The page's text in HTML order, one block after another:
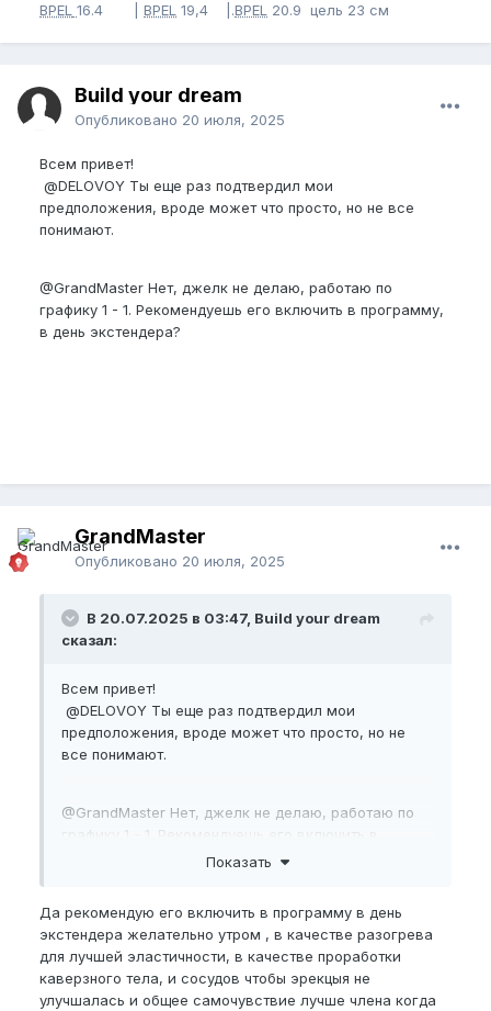
BPEL 16.4 | BPEL 19,4 |.BPEL 20.9 цель 23 см
Build your dream
Опубликовано 20 июля, 2025
Всем привет!
@DELOVOY Ты еще раз подтвердил мои
предположения, вроде может что просто, но не все
понимают.
@GrandMaster Нет, джелк не делаю, работаю по
графику 1 - 1. Рекомендуешь его включить в программу,
в день экстендера?
GrandMaster
Опубликовано 20 июля, 2025
В 20.07.2025 в 03:47, Build your dream
сказал:
Всем привет!
@DELOVOY Ты еще раз подтвердил мои
предположения, вроде может что просто, но не
все понимают.
@GrandMaster Нет, джелк не делаю, работаю по
графику 1 - 1. Рекомендуешь его включить в
программу, в день экстендера?
Показать
Да рекомендую его включить в программу в день
экстендера желательно утром , в качестве разогрева
для лучшей эластичности, в качестве проработки
каверзного тела, и сосудов чтобы эрекцыя не
улучшалась и общее самочувствие лучше члена когда